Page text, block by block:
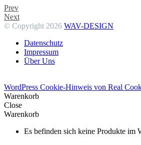
Prev
Next
© Copyright 2026 WAV-DESIGN
Datenschutz
Impressum
Über Uns
WordPress Cookie-Hinweis von Real
Warenkorb
Close
Warenkorb
Es befinden sich keine Produkte im